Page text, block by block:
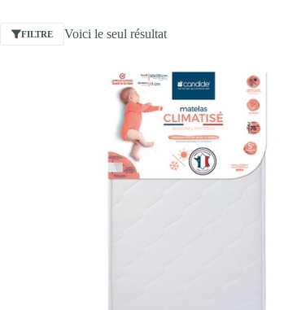
FILTRE Voici le seul résultat